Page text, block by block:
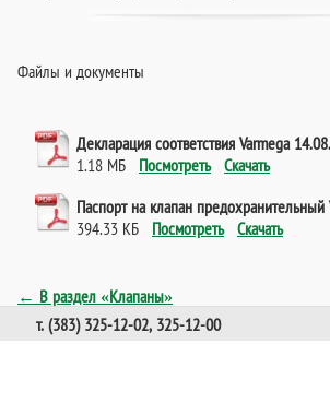
Файлы и документы
Декларация соответствия Varmega
1.18 МБ Посмотреть Скачать
Паспорт на клапан предохранительный
394.33 КБ Посмотреть Скачать
← В раздел «Клапаны»
т. (383) 325-12-02, 325-12-00